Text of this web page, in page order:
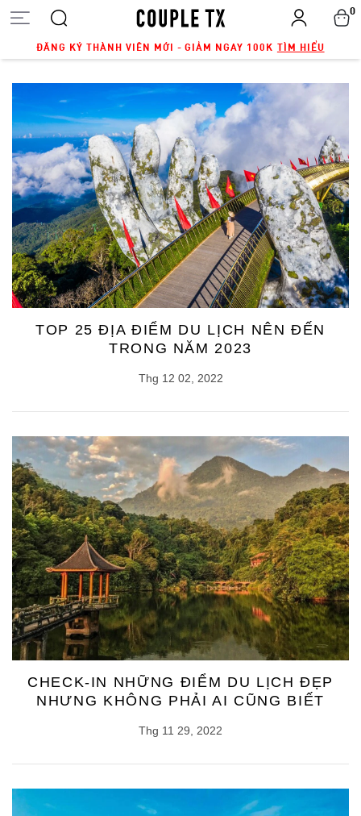
ĐĂNG KÝ THÀNH VIÊN MỚI - GIẢM NGAY 100K TÌM HIỂU
0
TOP 25 ĐỊA ĐIỂM DU LỊCH NÊN ĐẾN
TRONG NĂM 2023
Thg 12 02, 2022
CHECK-IN NHỮNG ĐIỂM DU LỊCH ĐẸP
NHƯNG KHÔNG PHẢI AI CŨNG BIẾT
Thg 11 29, 2022